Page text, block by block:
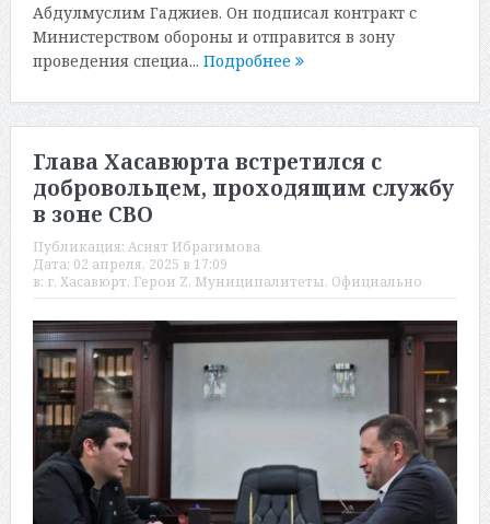
Абдулмуслим Гаджиев. Он подписал контракт с
Министерством обороны и отправится в зону
проведения специа... Подробнее
Глава Хасавюрта встретился с
добровольцем, проходящим службу
в зоне СВО
Публикация: Асият Ибрагимова
Дата: 02 апреля, 2025 в 17:09
в: г. Хасавюрт, Герои Z, Муниципалитеты, Официально